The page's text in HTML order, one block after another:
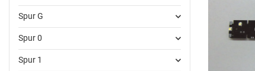
Spur G
Spur 0
Spur 1